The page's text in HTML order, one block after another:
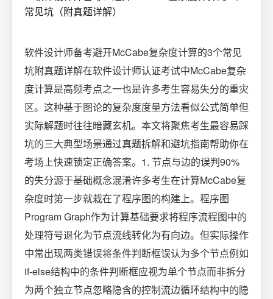
软件设计师备考避开McCabe复杂度计算的3个常见
坑附真题详解在软件设计师认证考试中McCabe复杂
度计算是高频考点之一也是许多考生容易失分的重灾
区。这种基于图论的复杂度度量方法看似公式简单但
实际解题时往往暗藏玄机。本文将聚焦考生最容易踩
坑的三大典型场景通过真题拆解和避坑指南帮助你在
考场上快速锁定正确答案。1. 节点与边的误判90%
的失分源于基础概念混淆许多考生在计算McCabe复
杂度时第一步就栽在了程序图的构建上。程序图
Program Graph作为计算基础要求将程序流程图中的
处理符号退化为节点流线转化为有向边。但实际操作
中常出现两类错误将条件判断框误认为多个节点例如
if-else结构中的条件判断框应视为单个节点而非拆分
为两个独立节点忽略隐含的控制流边循环结构中的隐